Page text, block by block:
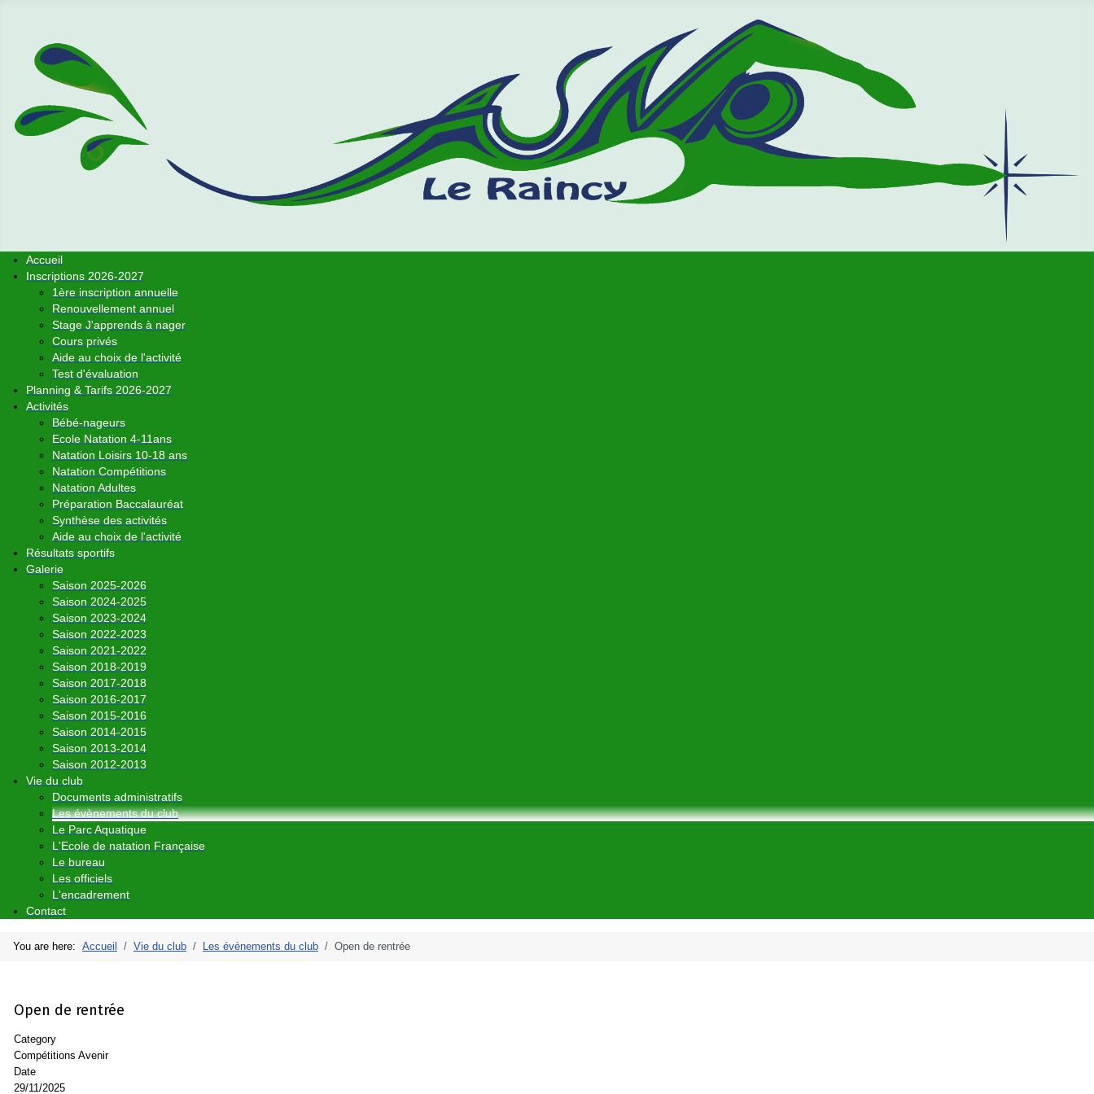
Accueil
Inscriptions 2026-2027
1ère inscription annuelle
Renouvellement annuel
Stage J'apprends à nager
Cours privés
Aide au choix de l'activité
Test d'évaluation
Planning & Tarifs 2026-2027
Activités
Bébé-nageurs
Ecole Natation 4-11ans
Natation Loisirs 10-18 ans
Natation Compétitions
Natation Adultes
Préparation Baccalauréat
Synthèse des activités
Aide au choix de l'activité
Résultats sportifs
Galerie
Saison 2025-2026
Saison 2024-2025
Saison 2023-2024
Saison 2022-2023
Saison 2021-2022
Saison 2018-2019
Saison 2017-2018
Saison 2016-2017
Saison 2015-2016
Saison 2014-2015
Saison 2013-2014
Saison 2012-2013
Vie du club
Documents administratifs
Les évènements du club
Le Parc Aquatique
L'Ecole de natation Française
Le bureau
Les officiels
L'encadrement
Contact
You are here: Accueil Vie du club Les évènements du club Open de rentrée
Open de rentrée
Category
Compétitions Avenir
Date
29/11/2025